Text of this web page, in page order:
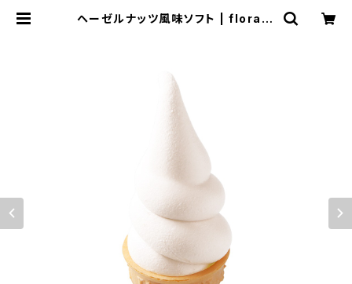
ヘーゼルナッツ風味ソフト | florara